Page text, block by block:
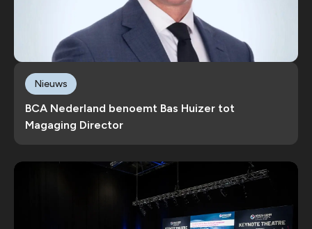
BCA Nederland benoemt Bas Huizer tot
Magaging Director
Nieuws